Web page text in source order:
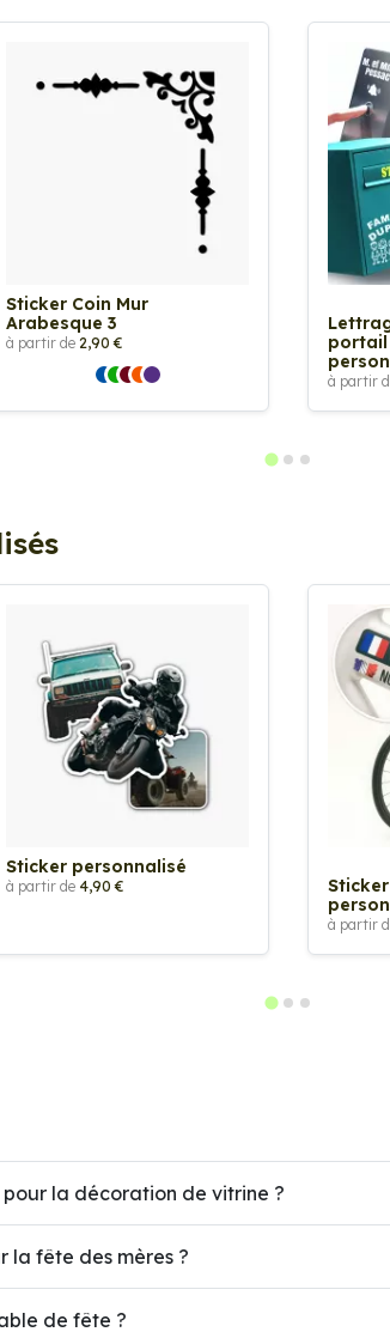
Sticker Coin Mur
Arabesque 3
à partir de 2,90 €
à partir
Sticker personnalisé
à partir de 4,90 €
à partir
la décoration de vitrine ?
la fête des mères ?
de fête ?